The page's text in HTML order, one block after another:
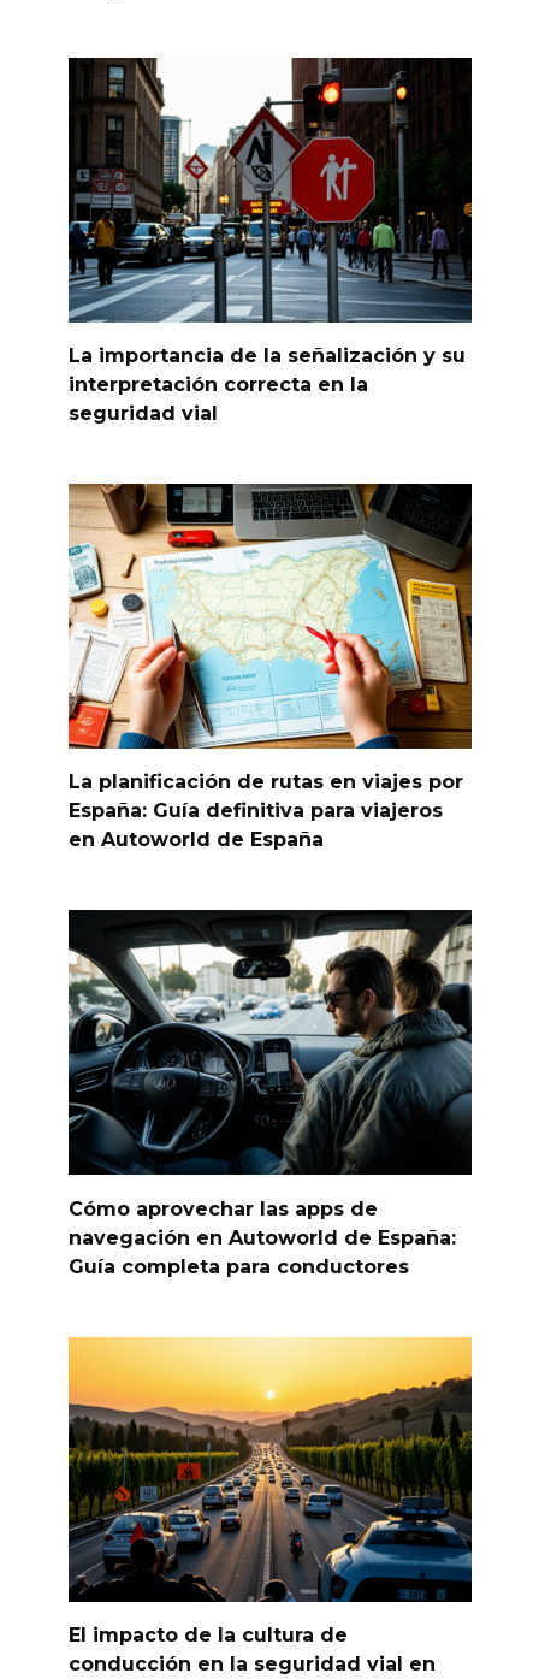
La importancia de la señalización y su
interpretación correcta en la
seguridad vial
La planificación de rutas en viajes por
España: Guía definitiva para viajeros
en Autoworld de España
Cómo aprovechar las apps de
navegación en Autoworld de España:
Guía completa para conductores
El impacto de la cultura de
conducción en la seguridad vial en